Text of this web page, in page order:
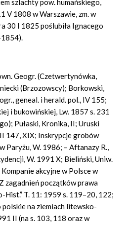
szlachty pow. humańskiego,
V 1808 w Warszawie, zm. w
30 I 1825 poślubiła Ignacego
Geogr. (Czetwertynówka,
(Brzozowscy); Borkowski,
geneal. i herald. pol., IV 155;
i bukowińskiej, Lw. 1857 s. 231
Pułaski, Kronika, II; Uruski
147, XIX; Inskrypcje grobów
Paryżu, W. 1986; – Aftanazy R.,
W. 1991 X; Bieliński, Uniw.
akcyjne w Polsce w
zagadnień początków prawa
Hist.” T. 11: 1959 s. 119–20, 122;
polskie na ziemiach litewsko-
II (na s. 103, 118 oraz w